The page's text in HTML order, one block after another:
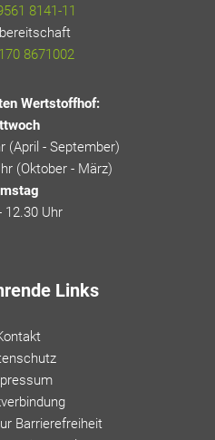
8141-11
8671002
Wertstoffhof:
(April - September)
(Oktober - März)
12.30 Uhr
Links
Barrierefreiheit